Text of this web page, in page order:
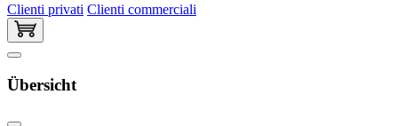
Clienti privati Clienti commerciali
Übersicht